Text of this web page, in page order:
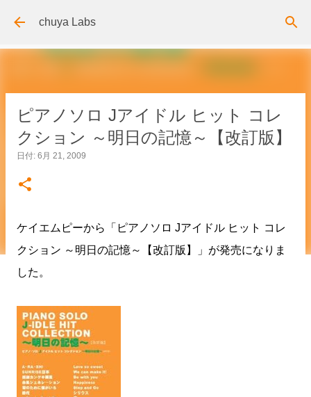
スキップしてメイン コンテンツに移動
chuya Labs
ピアノソロ Jアイドル ヒット コレ
クション ～明日の記憶～【改訂版】
日付: 6月 21, 2009
ケイエムピーから「ピアノソロ Jアイドル ヒット コレ
クション ～明日の記憶～【改訂版】」が発売になりま
した。